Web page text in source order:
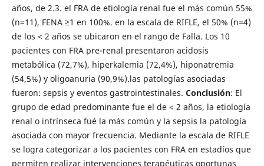
años, de 2.3. el FRA de etiología renal fue el más común 55%
(n=11), FENA ≥1 en 100%. en la escala de RIFLE, el 50% (n=4)
de los < 2 años se ubicaron en el rango de Falla. Los 10
pacientes con FRA pre-renal presentaron acidosis
metabólica (72,7%), hiperkalemia (72,4%), hiponatremia
(54,5%) y oligoanuria (90,9%).las patologías asociadas
fueron: sepsis y eventos gastrointestinales. Conclusión: El
grupo de edad predominante fue el de < 2 años, la etiología
renal o intrínseca fué la más común y la sepsis la patología
asociada con mayor frecuencia. Mediante la escala de RIFLE
se logra categorizar a los pacientes con FRA en estadíos que
permiten realizar intervenciones terapéuticas oportunas